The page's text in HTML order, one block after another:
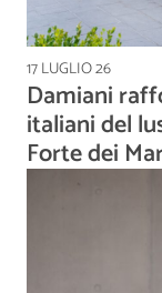
17 LUGLIO 26
Damiani
italiani del
Forte dei